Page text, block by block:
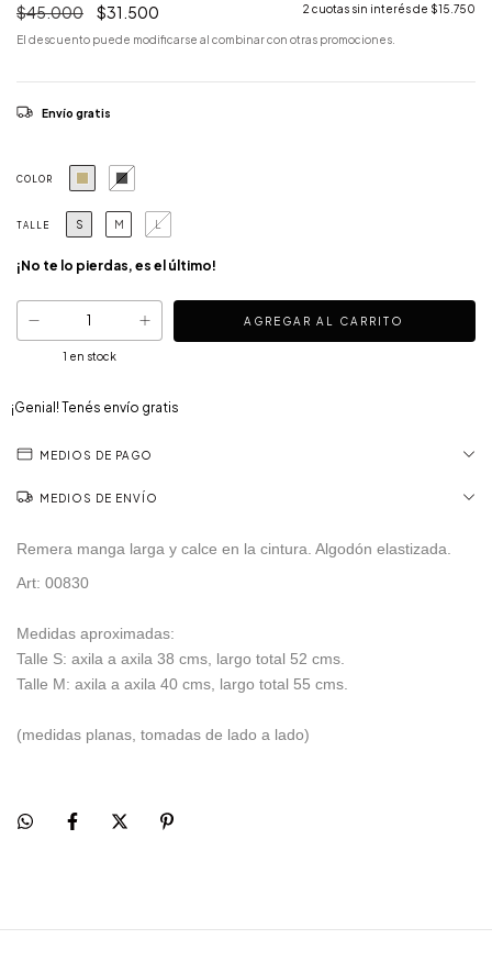
$45.000 $31.500 2 cuotas sin interés de $15.750
El descuento puede modificarse al combinar con otras promociones.
Envío gratis
COLOR
TALLE S M L
¡No te lo pierdas, es el último!
1 en stock
¡Genial! Tenés envío gratis
MEDIOS DE PAGO
MEDIOS DE ENVÍO
Remera manga larga y calce en la cintura. Algodón elastizada.
Art: 00830
Medidas aproximadas:
Talle S: axila a axila 38 cms, largo total 52 cms.
Talle M: axila a axila 40 cms, largo total 55 cms.
(medidas planas, tomadas de lado a lado)